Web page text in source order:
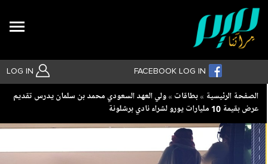
LOG IN FACEBOOK LOG IN
بحث متقدم
Breadcrumb
الصفحة الرئيسية بطاقات
ولي العهد السعودي محمد بن سلمان يدرس تقديم
عرض بقيمة 10 مليارات يورو لشراء نادي برشلونة